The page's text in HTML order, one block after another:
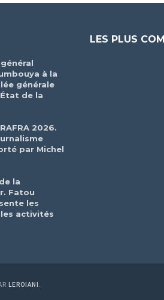
à la
générale
de la
2026.
par Michel
la
Fatou
les
activités
LES PLUS
LEROIANI